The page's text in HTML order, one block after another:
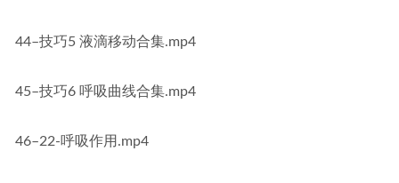
44–技巧5 液滴移动合集.mp4
45–技巧6 呼吸曲线合集.mp4
46–22-呼吸作用.mp4